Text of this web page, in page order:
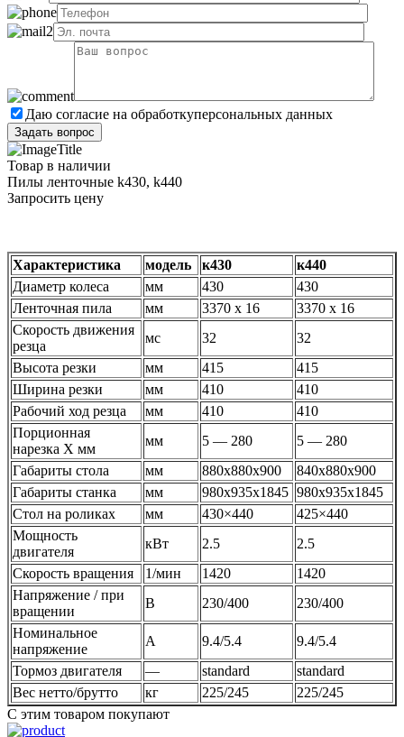
Даю согласие на обработкуперсональных данных
Товар в наличии
Пилы ленточные k430, k440
Запросить цену
Характеристика модель к430
к440
Диаметр колеса
мм 430
430
Ленточная пила
мм 3370 x 16
3370 x 16
Скорость движения
резца
мс 32
32
Высота резки
мм 415
415
Ширина резки
мм 410
410
Рабочий ход резца
мм 410
410
Порционная
нарезка X мм
мм 5 — 280
5 — 280
Габариты стола
мм 880x880x900
840x880x900
Габариты станка
мм 980x935x1845 980x935x1845
Стол на роликах
мм 430×440
425×440
Мощность
двигателя
кВт 2.5
2.5
Скорость вращения
1/мин 1420
1420
Напряжение / при
вращении
В 230/400
230/400
Номинальное
напряжение
А 9.4/5.4
9.4/5.4
Тормоз двигателя
— standard
standard
Вес нетто/брутто
кг 225/245
225/245
С этим товаром покупают